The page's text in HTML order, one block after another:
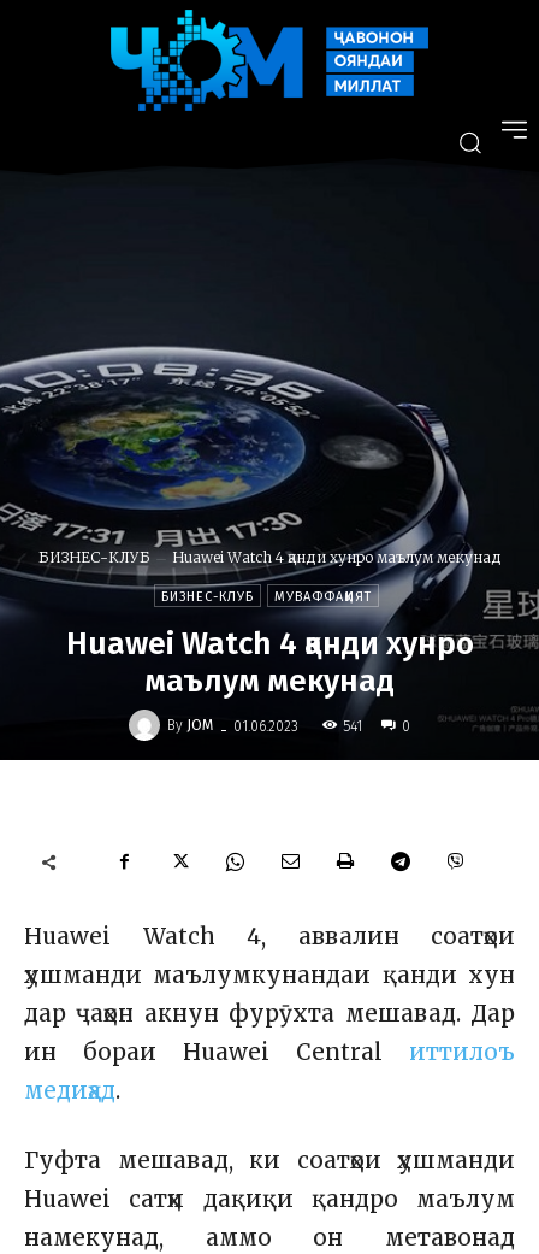
БИЗНЕС-КЛУБ Huawei Watch 4 қанди хунро маълум мекунад
БИЗНЕС-КЛУБ МУВАФФАҚИЯТ
Huawei Watch 4 қанди хунро
маълум мекунад
By JOM - 01.06.2023 541 0
Huawei Watch 4, аввалин соатҳои
ҳушманди маълумкунандаи қанди хун
дар ҷаҳон акнун фурӯхта мешавад. Дар
ин бораи Huawei Central иттилоъ
медиҳад.
Гуфта мешавад, ки соатҳои ҳушманди
Huawei сатҳи дақиқи қандро маълум
намекунад, аммо он метавонад